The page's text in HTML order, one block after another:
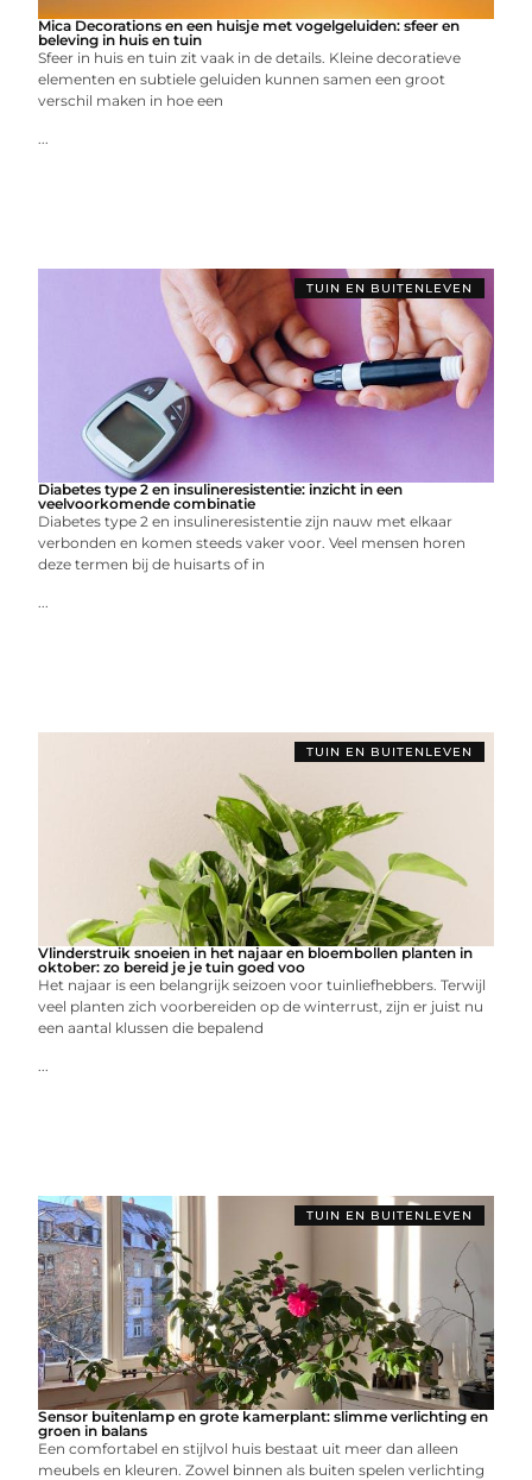
Mica Decorations en een huisje met vogelgeluiden: sfeer en
beleving in huis en tuin
Sfeer in huis en tuin zit vaak in de details. Kleine decoratieve
elementen en subtiele geluiden kunnen samen een groot
verschil maken in hoe een
...
TUIN EN BUITENLEVEN
Diabetes type 2 en insulineresistentie: inzicht in een
veelvoorkomende combinatie
Diabetes type 2 en insulineresistentie zijn nauw met elkaar
verbonden en komen steeds vaker voor. Veel mensen horen
deze termen bij de huisarts of in
...
TUIN EN BUITENLEVEN
Vlinderstruik snoeien in het najaar en bloembollen planten in
oktober: zo bereid je je tuin goed voo
Het najaar is een belangrijk seizoen voor tuinliefhebbers. Terwijl
veel planten zich voorbereiden op de winterrust, zijn er juist nu
een aantal klussen die bepalend
...
TUIN EN BUITENLEVEN
Sensor buitenlamp en grote kamerplant: slimme verlichting en
groen in balans
Een comfortabel en stijlvol huis bestaat uit meer dan alleen
meubels en kleuren. Zowel binnen als buiten spelen verlichting